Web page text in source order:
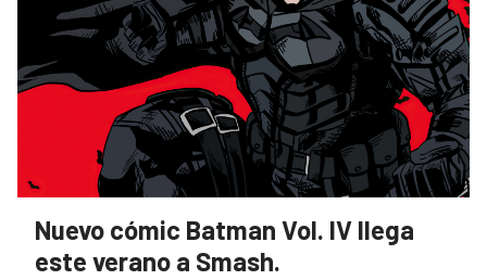
Nuevo cómic Batman Vol. IV llega
este verano a Smash.